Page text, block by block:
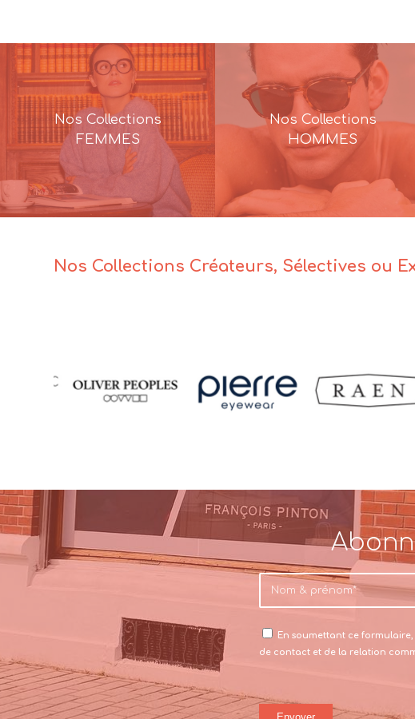
Nos Collections
FEMMES
Nos Collections
HOMMES
Nos Collections Créateurs, Sélectives ou
En soumettant ce
de contact et de la relation